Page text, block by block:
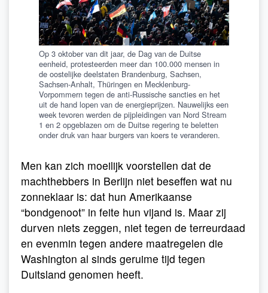
Op 3 oktober van dit jaar, de Dag van de Duitse
eenheid, protesteerden meer dan 100.000 mensen in
de oostelijke deelstaten Brandenburg, Sachsen,
Sachsen-Anhalt, Thüringen en Mecklenburg-
Vorpommern tegen de anti-Russische sancties en het
uit de hand lopen van de energieprijzen. Nauwelijks een
week tevoren werden de pijpleidingen van Nord Stream
1 en 2 opgeblazen om de Duitse regering te beletten
onder druk van haar burgers van koers te veranderen.
Men kan zich moeilijk voorstellen dat de
machthebbers in Berlijn niet beseffen wat nu
zonneklaar is: dat hun Amerikaanse
“bondgenoot” in feite hun vijand is. Maar zij
durven niets zeggen, niet tegen de terreurdaad
en evenmin tegen andere maatregelen die
Washington al sinds geruime tijd tegen
Duitsland genomen heeft.